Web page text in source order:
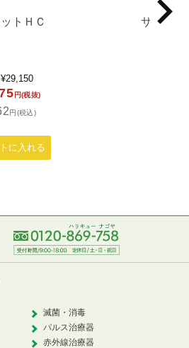
トＨＣ
¥29,150
円(税抜)
円(税込)
に入れる
サン・マ
滅菌・消毒
パルス治療器
赤外線治療器